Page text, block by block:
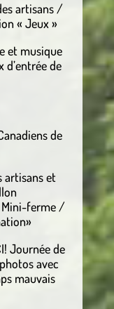
artisans /
« Jeux »
et musique
de
de
artisans et
ferme /
Journée de
avec
mauvais